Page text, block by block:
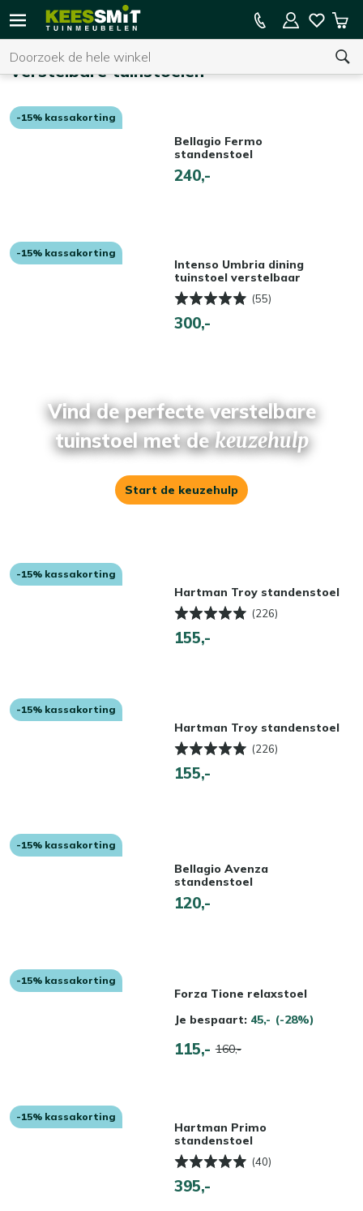
Kees
Tuinmeubelen
U heeft geen product(en) in uw winkelwagen.
15% kassakorting op de hele collectie
Verstelbare tuinstoelen
-15% kassakorting
Bellagio Fermo
standenstoel
240,-
-15% kassakorting
Intenso Umbria dining
tuinstoel verstelbaar
(55)
300,-
Vind de perfecte verstelbare
tuinstoel met dekeuzehulp
Start de keuzehulp
-15% kassakorting
Hartman Troy standenstoel
(226)
155,-
-15% kassakorting
Hartman Troy standenstoel
(226)
155,-
-15% kassakorting
Bellagio Avenza
standenstoel
120,-
-15% kassakorting
Forza Tione relaxstoel
Je bespaart: 45,- (-28%)
115,- 160,-
-15% kassakorting
Hartman Primo
standenstoel
(40)
395,-